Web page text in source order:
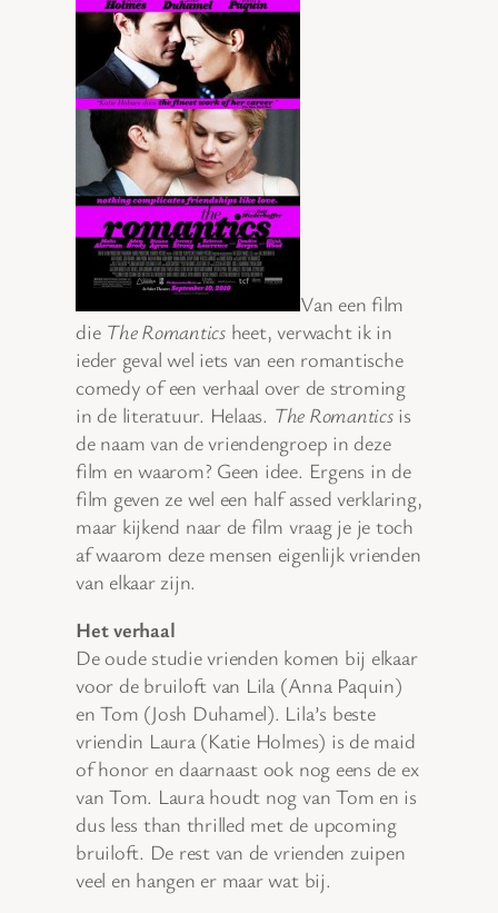
Van een film
die The Romanticsheet, verwacht ik in
ieder geval wel iets van een romantische
comedy of een verhaal over de stroming
in de literatuur. Helaas. The Romanticsis
de naam van de vriendengroep in deze
film en waarom? Geen idee. Ergens in de
film geven ze wel een half assed verklaring,
maar kijkend naar de film vraag je je toch
af waarom deze mensen eigenlijk vrienden
van elkaar zijn.
Het verhaal
De oude studie vrienden komen bij elkaar
voor de bruiloft van Lila (Anna Paquin)
en Tom (Josh Duhamel). Lila’s beste
vriendin Laura (Katie Holmes) is de maid
of honor en daarnaast ook nog eens de ex
van Tom. Laura houdt nog van Tom en is
dus less than thrilled met de upcoming
bruiloft. De rest van de vrienden zuipen
veel en hangen er maar wat bij.